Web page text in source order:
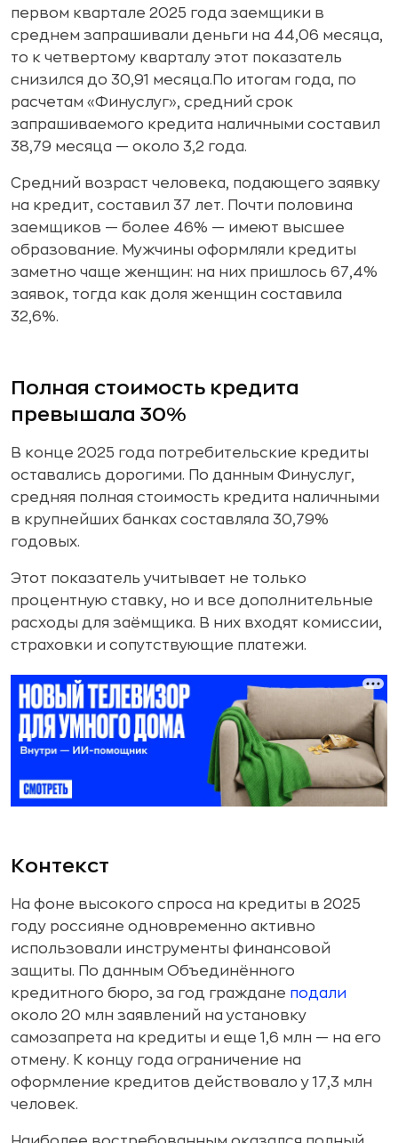
первом квартале 2025 года заемщики в
среднем запрашивали деньги на 44,06 месяца,
то к четвертому кварталу этот показатель
снизился до 30,91 месяца.По итогам года, по
расчетам «Финуслуг», средний срок
запрашиваемого кредита наличными составил
38,79 месяца — около 3,2 года.
Средний возраст человека, подающего заявку
на кредит, составил 37 лет. Почти половина
заемщиков — более 46% — имеют высшее
образование. Мужчины оформляли кредиты
заметно чаще женщин: на них пришлось 67,4%
заявок, тогда как доля женщин составила
32,6%.
Полная стоимость кредита
превышала 30%
В конце 2025 года потребительские кредиты
оставались дорогими. По данным Финуслуг,
средняя полная стоимость кредита наличными
в крупнейших банках составляла 30,79%
годовых.
Этот показатель учитывает не только
процентную ставку, но и все дополнительные
расходы для заёмщика. В них входят комиссии,
страховки и сопутствующие платежи.
Контекст
На фоне высокого спроса на кредиты в 2025
году россияне одновременно активно
использовали инструменты финансовой
защиты. По данным Объединённого
кредитного бюро, за год граждане подали
около 20 млн заявлений на установку
самозапрета на кредиты и еще 1,6 млн — на его
отмену. К концу года ограничение на
оформление кредитов действовало у 17,3 млн
человек.